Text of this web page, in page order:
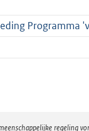
Programma
regeling